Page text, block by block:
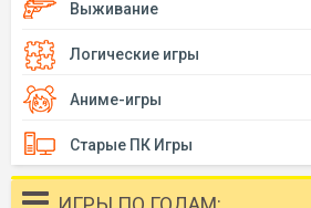
Выживание
Логические игры
Аниме-игры
Старые ПК Игры